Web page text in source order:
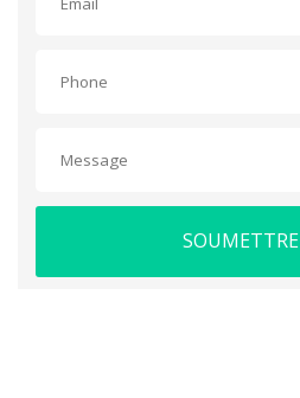
SOUMETTRE